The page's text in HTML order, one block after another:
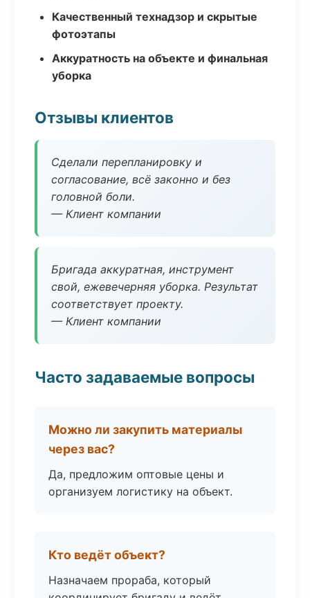
Качественный технадзор и скрытые
фотоэтапы
Аккуратность на объекте и финальная
уборка
Отзывы клиентов
Сделали перепланировку и
согласование, всё законно и без
головной боли.
— Клиент компании
Бригада аккуратная, инструмент
свой, ежевечерняя уборка. Результат
соответствует проекту.
— Клиент компании
Часто задаваемые вопросы
Можно ли закупить материалы
через вас?
Да, предложим оптовые цены и
организуем логистику на объект.
Кто ведёт объект?
Назначаем прораба, который